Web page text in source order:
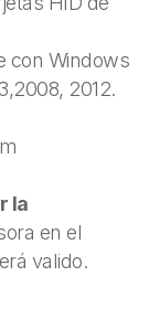
con Windows
2012.
la
en el
valido.